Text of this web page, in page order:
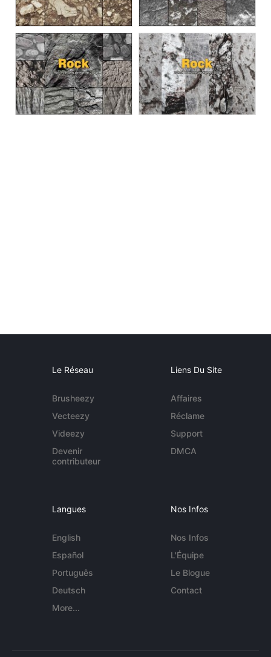
Le Réseau
Brusheezy
Vecteezy
Videezy
Devenir
contributeur
Liens Du Site
Affaires
Réclame
Support
DMCA
Langues
English
Español
Português
Deutsch
More...
Nos Infos
Nos Infos
L'Équipe
Le Blogue
Contact